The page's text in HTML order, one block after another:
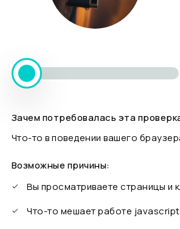
Зачем потребовалась эта
Что-то в поведении вашего
Возможные причины:
Вы просматриваете страницы
Что-то мешает работе